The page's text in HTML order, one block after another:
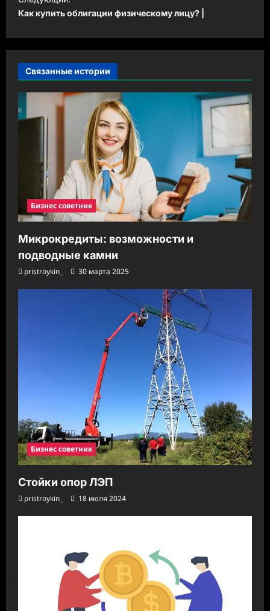
и
а
ц
я
з
и
Как купить облигации физическому лицу? |
Связанные истории
Бизнес советник
Микрокредиты: возможности и
подводные камни
pristroykin_ 30 марта 2025
Бизнес советник
Стойки опор ЛЭП
pristroykin_ 18 июля 2024